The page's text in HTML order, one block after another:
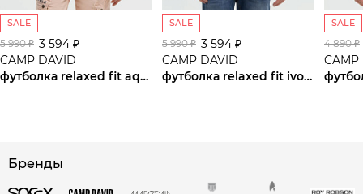
SALE
5 990 ₽ 3 594 ₽
CAMP DAVID
футболка relaxed fit aqua
SALE
5 990 ₽ 3 594 ₽
CAMP DAVID
футболка relaxed fit ivory
SALE
4 890 ₽
CAMP
Бренды